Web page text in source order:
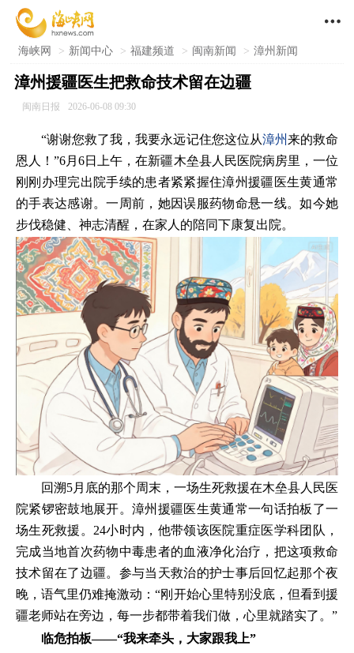

海峡网 > 新闻中心 > 福建频道 > 闽南新闻 > 漳州新闻
漳州援疆医生把救命技术留在边疆
闽南日报 2026-06-08 09:30
“谢谢您救了我，我要永远记住您这位从漳州来的救命
恩人！”6月6日上午，在新疆木垒县人民医院病房里，一位
刚刚办理完出院手续的患者紧紧握住漳州援疆医生黄通常
的手表达感谢。一周前，她因误服药物命悬一线。如今她
步伐稳健、神志清醒，在家人的陪同下康复出院。
回溯5月底的那个周末，一场生死救援在木垒县人民医
院紧锣密鼓地展开。漳州援疆医生黄通常一句话拍板了一
场生死救援。24小时内，他带领该医院重症医学科团队，
完成当地首次药物中毒患者的血液净化治疗，把这项救命
技术留在了边疆。参与当天救治的护士事后回忆起那个夜
晚，语气里仍难掩激动：“刚开始心里特别没底，但看到援
疆老师站在旁边，每一步都带着我们做，心里就踏实了。”
临危拍板——“我来牵头，大家跟我上”